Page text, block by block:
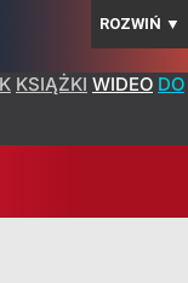
ROZWIŃ ▼
KSIĄŻKI WIDEO DO